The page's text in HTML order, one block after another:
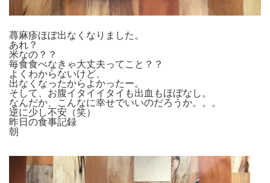
蕁麻疹ほぼ出なくなりました。
あれ？
米なの？？
毎食食べなきゃ大丈夫ってこと？？
よくわからないけど、
出なくなったからよかったー。
そして、お腹イタイイタイも出血もほぼなし。
なんだか、こんなに幸せでいいのだろうか。。。
逆に少し不安（笑）
昨日の食事記録
朝